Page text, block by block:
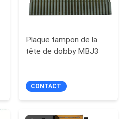
Plaque tampon de la
tête de dobby MBJ3
CONTACT